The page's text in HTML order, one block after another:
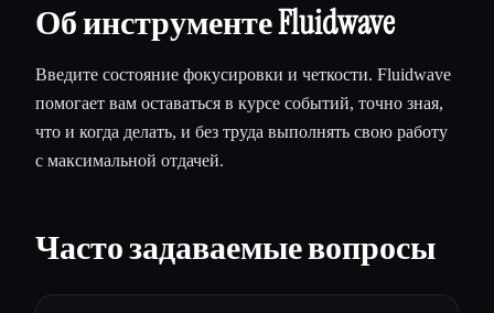
Об инструменте Fluidwave
Введите состояние фокусировки и четкости. Fluidwave
помогает вам оставаться в курсе событий, точно зная,
что и когда делать, и без труда выполнять свою работу
с максимальной отдачей.
Часто задаваемые вопросы